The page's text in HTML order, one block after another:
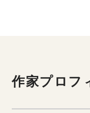
作家プロフ